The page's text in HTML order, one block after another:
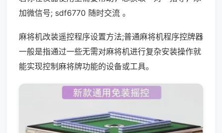
加微信号; sdf6770 随时交流 。
麻将机改装遥控程序设置方法;普通麻将机程序控牌器
一般是指通过一些无需对麻将机进行复杂安装操作就
能实现控制麻将牌功能的设备或工具。